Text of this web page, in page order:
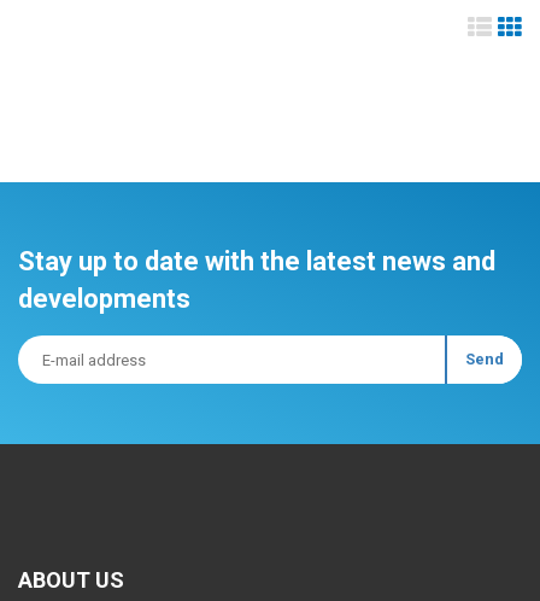
Stay up to date with the latest news and
developments
ABOUT US